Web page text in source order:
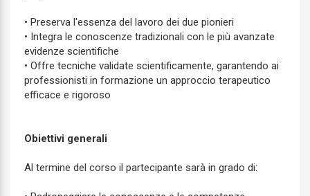
• Preserva l'essenza del lavoro dei due pionieri
• Integra le conoscenze tradizionali con le più avanzate
evidenze scientifiche
• Offre tecniche validate scientificamente, garantendo ai
professionisti in formazione un approccio terapeutico
efficace e rigoroso
Obiettivi generali
Al termine del corso il partecipante sarà in grado di: